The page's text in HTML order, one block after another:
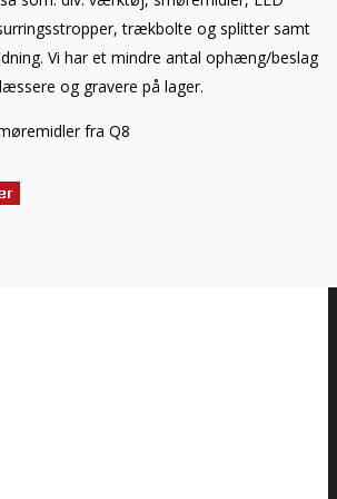
trækbolte og splitter samt
Vi har et mindre antal ophæng/beslag
og gravere på lager.
fra Q8